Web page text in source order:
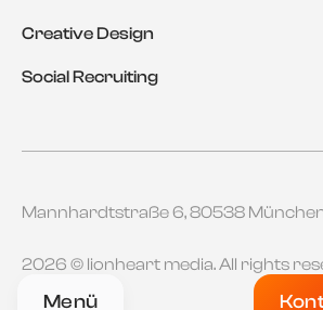
Menü
Creative Design
Social Recruiting
2026 © lionheart media. All rights
Mannhardtstraße 6, 80538